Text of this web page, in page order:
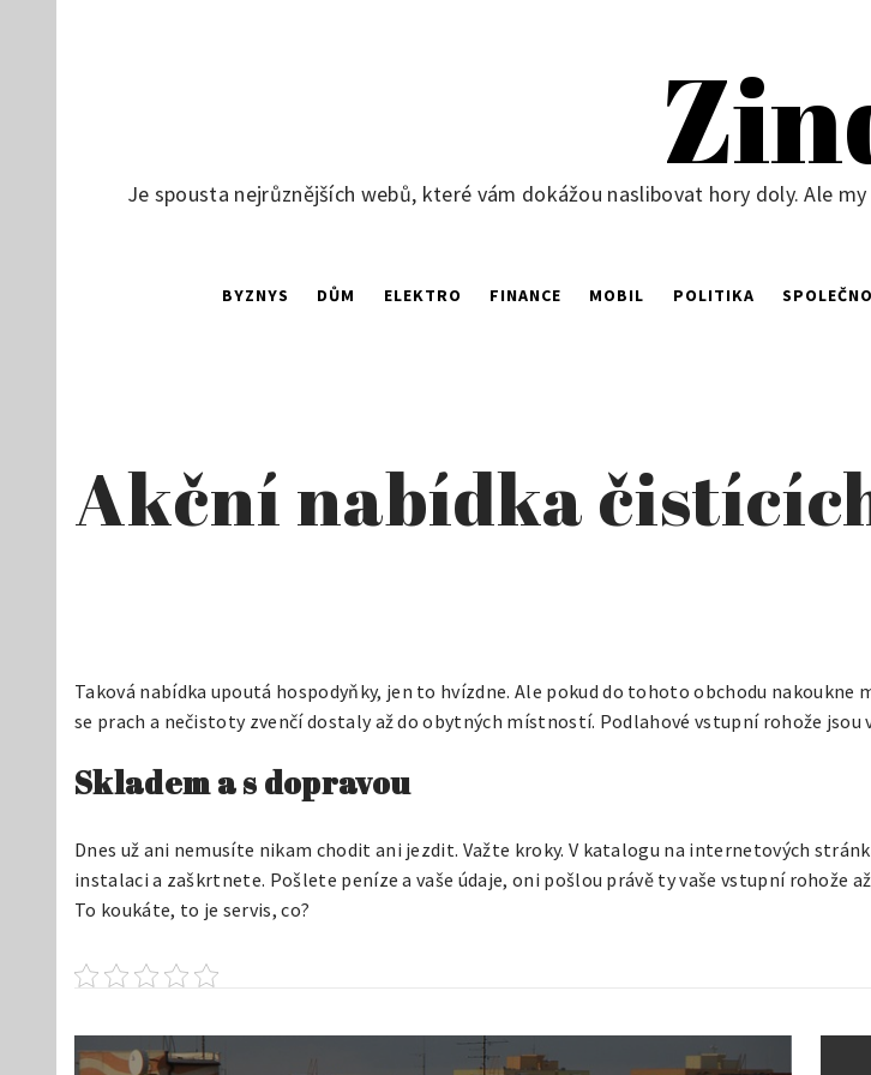
Je spousta nejrůznějších webů, které vám dokážou naslibovat hory doly. Ale
BYZNYS DŮM ELEKTRO FINANCE MOBIL POLITIKA
Akční nabídka
Taková nabídka upoutá hospodyňky, jen to hvízdne. Ale pokud do tohoto obchodu
se prach a nečistoty zvenčí dostaly až do obytných místností. Podlahovévstupní rohože jsou
Skladem a s dopravou
Dnes už ani nemusíte nikam chodit ani jezdit. Važte kroky. V katalogu na internetových
instalaci a zaškrtnete. Pošlete peníze a vaše údaje, oni pošlou právě ty vaše vstupní rohože
To koukáte, to je servis, co?
Navigace